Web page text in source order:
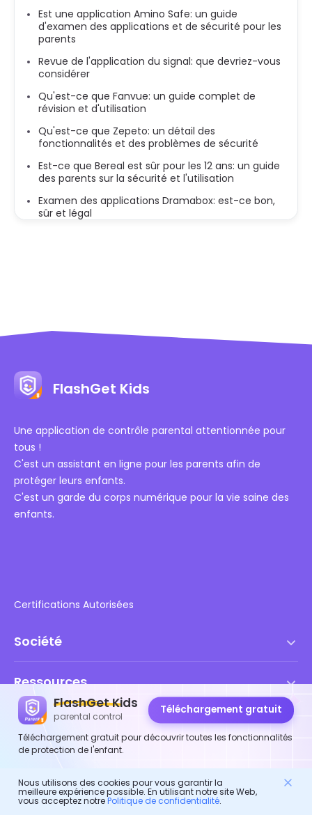
Est une application Amino Safe: un guide
d'examen des applications et de sécurité pour les
parents
Revue de l'application du signal: que devriez-vous
considérer
Qu'est-ce que Fanvue: un guide complet de
révision et d'utilisation
Qu'est-ce que Zepeto: un détail des
fonctionnalités et des problèmes de sécurité
Est-ce que Bereal est sûr pour les 12 ans: un guide
des parents sur la sécurité et l'utilisation
Examen des applications Dramabox: est-ce bon,
sûr et légal
FlashGet Kids
parental control
Téléchargement gratuit
Téléchargement gratuit pour découvrir toutes les fonctionnalités
de protection de l'enfant.
FlashGet Kids
Une application de contrôle parental attentionnée pour
tous !
C'est un assistant en ligne pour les parents afin de
protéger leurs enfants.
C'est un garde du corps numérique pour la vie saine des
enfants.
Certifications Autorisées
Société
Contrat de Licence Utilisateur Final
Politique DMCA
Politique de confidentialité
Ne vendez pas mes informations
Ressources
Centre d'aide
Comment faire
Sécurité des enfants en ligne
Produits FlashGet
FlashGet
FlashGet Finder
Nous utilisons des cookies pour vous garantir la
meilleure expérience possible. En utilisant notre site Web,
vous acceptez notrePolitique de confidentialité.